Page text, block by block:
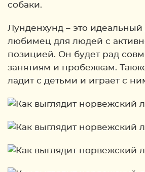
собаки.
Лунденхунд – это
любимец для людей с
позицией. Он будет рад
занятиям и пробежкам.
ладит с детьми и играет с